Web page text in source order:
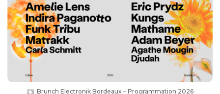
Brunch Electronik Bordeaux – Programmation 2026